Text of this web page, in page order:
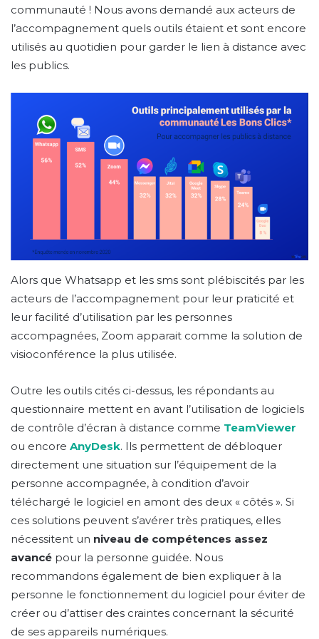
communauté ! Nous avons demandé aux acteurs de
l’accompagnement quels outils étaient et sont encore
utilisés au quotidien pour garder le lien à distance avec
les publics.
Alors que Whatsapp et les sms sont plébiscités par les
acteurs de l’accompagnement pour leur praticité et
leur facilité d’utilisation par les personnes
accompagnées, Zoom apparait comme la solution de
visioconférence la plus utilisée.
Outre les outils cités ci-dessus, les répondants au
questionnaire mettent en avant l’utilisation de logiciels
de contrôle d’écran à distance comme TeamViewer
ou encore AnyDesk. Ils permettent de débloquer
directement une situation sur l’équipement de la
personne accompagnée, à condition d’avoir
téléchargé le logiciel en amont des deux « côtés ». Si
ces solutions peuvent s’avérer très pratiques, elles
nécessitent un niveau de compétences assez
avancé pour la personne guidée. Nous
recommandons également de bien expliquer à la
personne le fonctionnement du logiciel pour éviter de
créer ou d’attiser des craintes concernant la sécurité
de ses appareils numériques.